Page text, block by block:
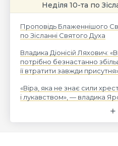
Неділя 10-та по
Проповідь Блаженнішого
по Зісланні Святого Духа
Владика Діонісій Ляхович:
потрібно безнастанно
її втратити завжди
«Віра, яка не знає сили
і лукавством», — владика